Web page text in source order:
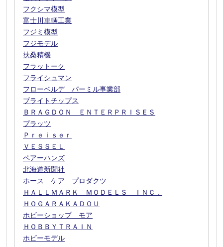
フクシマ模型
富士川車輌工業
フジミ模型
フジモデル
扶桑精機
フラットーク
フライシュマン
フローベルデ パーミル事業部
ブライトチップス
ＢＲＡＧＤＯＮ ＥＮＴＥＲＰＲＩＳＥＳ
プラッツ
Ｐｒｅｉｓｅｒ
ＶＥＳＳＥＬ
ペアーハンズ
北海道新聞社
ホース ケア プロダクツ
ＨＡＬＬＭＡＲＫ ＭＯＤＥＬＳ ＩＮＣ．
ＨＯＧＡＲＡＫＡＤＯＵ
ホビーショップ モア
ＨＯＢＢＹＴＲＡＩＮ
ホビーモデル